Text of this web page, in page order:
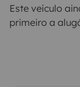
Este veículo
primeiro a